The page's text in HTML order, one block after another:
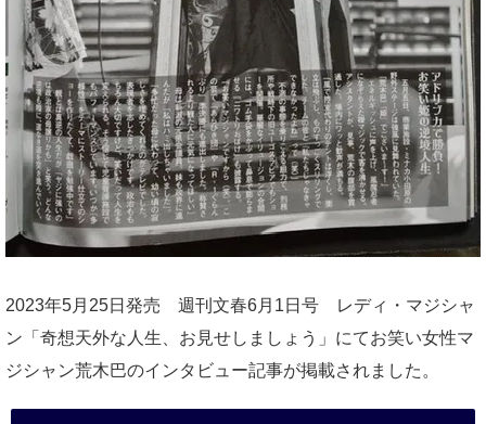
2023年5月25日発売 週刊文春6月1日号 レディ・マジシャ
ン「奇想天外な人生、お見せしましょう」にてお笑い女性マ
ジシャン荒木巴のインタビュー記事が掲載されました。